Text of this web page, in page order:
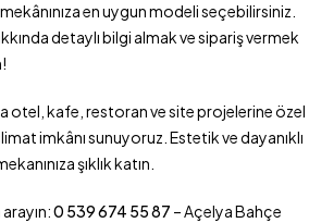
en uygun modeli seçebilirsiniz.
detaylı bilgi almak ve sipariş vermek
otel, kafe, restoran ve site projelerine özel
imkânı sunuyoruz. Estetik ve dayanıklı
şıklık katın.
0 539 674 55 87 – Açelya Bahçe